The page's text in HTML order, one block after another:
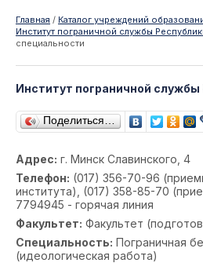
Главная / Каталог учреждений
Институт пограничной службы
специальности
Институт пограничной службы
Поделиться…
Адрес: г. Минск Славинского, 4
Телефон: (017) 356-70-96
института), (017) 358-85-70
7794945 - горячая линия
Факультет: Факультет
Специальность: Пограничная
(идеологическая работа)